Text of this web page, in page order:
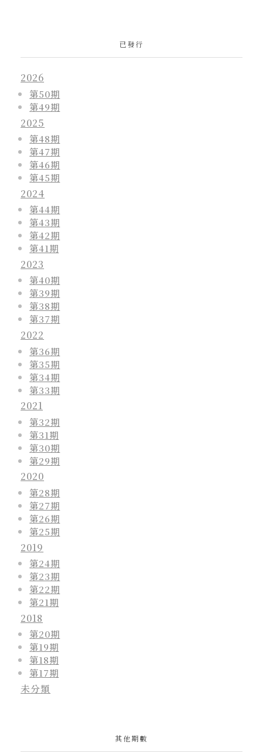
已發行
2026
第50期
第49期
2025
第48期
第47期
第46期
第45期
2024
第44期
第43期
第42期
第41期
2023
第40期
第39期
第38期
第37期
2022
第36期
第35期
第34期
第33期
2021
第32期
第31期
第30期
第29期
2020
第28期
第27期
第26期
第25期
2019
第24期
第23期
第22期
第21期
2018
第20期
第19期
第18期
第17期
未分類
其他期數